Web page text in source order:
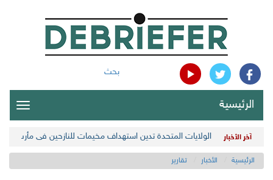
بحث
الرئيسية
آخر الأخبار الولايات المتحدة تدين استهداف مخيمات للنازحين في مأرب
الرئيسية الأخبار تقارير